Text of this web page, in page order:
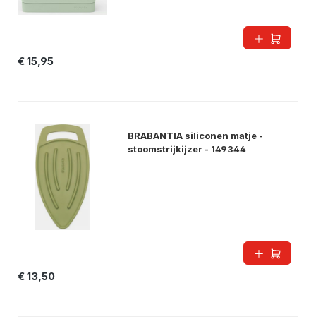
€ 15,95
BRABANTIA siliconen matje -
stoomstrijkijzer - 149344
€ 13,50